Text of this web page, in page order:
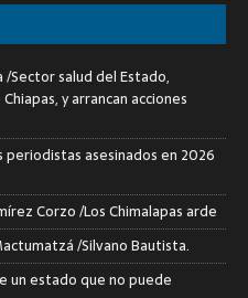
Sector salud del Estado,
y arrancan acciones
asesinados en 2026
Corzo /Los Chimalapas arde
/Silvano Bautista.
un estado que no puede